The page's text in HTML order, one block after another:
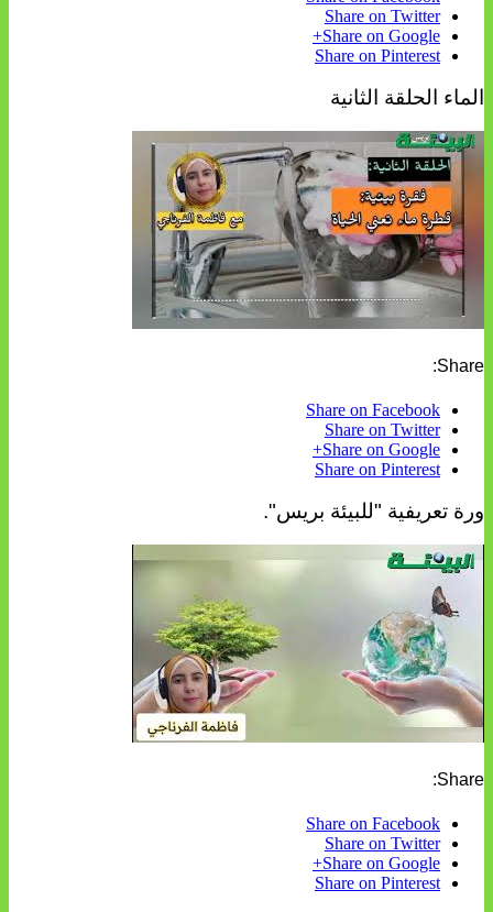
Share on Twitter
Share on Google+
Share on Pinterest
الماء الحلقة الثانية
Share:
Share on Facebook
Share on Twitter
Share on Google+
Share on Pinterest
ورة تعريفية "للبيئة بريس".
Share:
Share on Facebook
Share on Twitter
Share on Google+
Share on Pinterest